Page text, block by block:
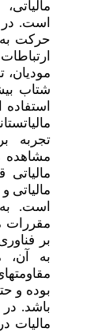
است. در
حرکت به
مودیان،
شتاب
استفاده
تجربه
مشاهده
مالیاتی
مالیاتی
است. به
مقررات
بر
به آن،
بوده و
باشد. در
مالیات